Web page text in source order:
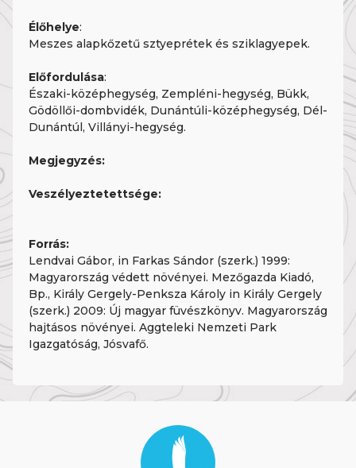
Élőhelye:
Meszes alapkőzetű sztyeprétek és sziklagyepek.
Előfordulása:
Északi-középhegység, Zempléni-hegység, Bükk,
Gödöllői-dombvidék, Dunántúli-középhegység, Dél-
Dunántúl, Villányi-hegység.
Megjegyzés:
Veszélyeztetettsége:
Forrás:
Lendvai Gábor, in Farkas Sándor (szerk.) 1999:
Magyarország védett növényei. Mezőgazda Kiadó,
Bp., Király Gergely-Penksza Károly in Király Gergely
(szerk.) 2009: Új magyar füvészkönyv. Magyarország
hajtásos növényei. Aggteleki Nemzeti Park
Igazgatóság, Jósvafő.